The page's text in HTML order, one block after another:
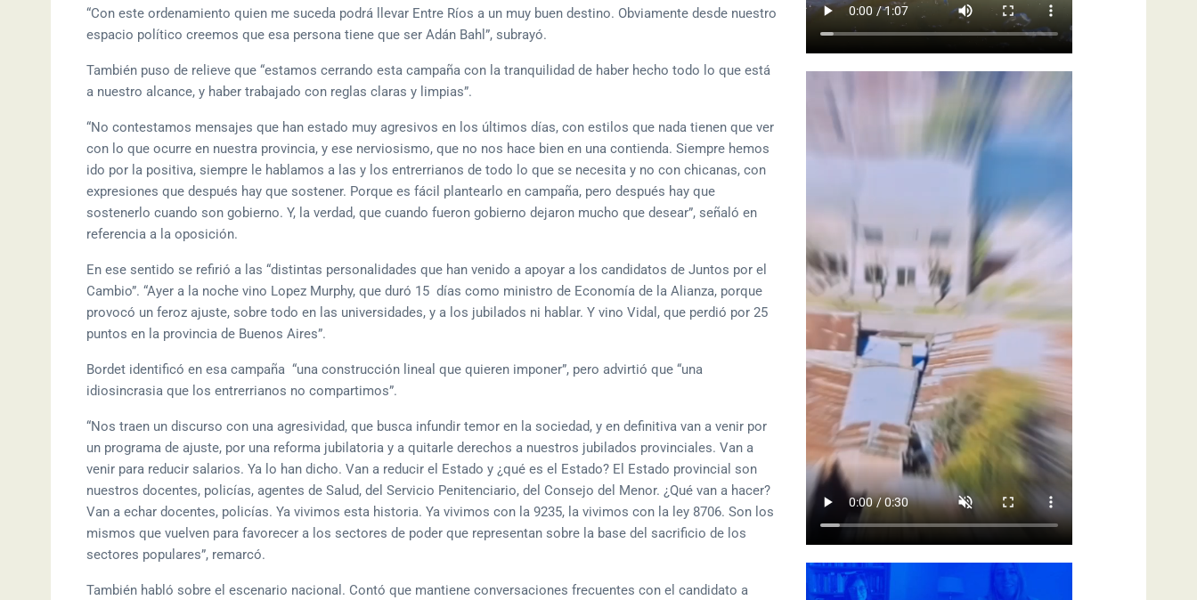
“Con este ordenamiento quien me suceda podrá llevar Entre Ríos a un muy buen destino. Obviamente desde nuestro
espacio político creemos que esa persona tiene que ser Adán Bahl”, subrayó.
También puso de relieve que “estamos cerrando esta campaña con la tranquilidad de haber hecho todo lo que está
a nuestro alcance, y haber trabajado con reglas claras y limpias”.
“No contestamos mensajes que han estado muy agresivos en los últimos días, con estilos que nada tienen que ver
con lo que ocurre en nuestra provincia, y ese nerviosismo, que no nos hace bien en una contienda. Siempre hemos
ido por la positiva, siempre le hablamos a las y los entrerrianos de todo lo que se necesita y no con chicanas, con
expresiones que después hay que sostener. Porque es fácil plantearlo en campaña, pero después hay que
sostenerlo cuando son gobierno. Y, la verdad, que cuando fueron gobierno dejaron mucho que desear”, señaló en
referencia a la oposición.
En ese sentido se refirió a las “distintas personalidades que han venido a apoyar a los candidatos de Juntos por el
Cambio”. “Ayer a la noche vino Lopez Murphy, que duró 15 días como ministro de Economía de la Alianza, porque
provocó un feroz ajuste, sobre todo en las universidades, y a los jubilados ni hablar. Y vino Vidal, que perdió por 25
puntos en la provincia de Buenos Aires”.
Bordet identificó en esa campaña “una construcción lineal que quieren imponer”, pero advirtió que “una
idiosincrasia que los entrerrianos no compartimos”.
“Nos traen un discurso con una agresividad, que busca infundir temor en la sociedad, y en definitiva van a venir por
un programa de ajuste, por una reforma jubilatoria y a quitarle derechos a nuestros jubilados provinciales. Van a
venir para reducir salarios. Ya lo han dicho. Van a reducir el Estado y ¿qué es el Estado? El Estado provincial son
nuestros docentes, policías, agentes de Salud, del Servicio Penitenciario, del Consejo del Menor. ¿Qué van a hacer?
Van a echar docentes, policías. Ya vivimos esta historia. Ya vivimos con la 9235, la vivimos con la ley 8706. Son los
mismos que vuelven para favorecer a los sectores de poder que representan sobre la base del sacrificio de los
sectores populares”, remarcó.
También habló sobre el escenario nacional. Contó que mantiene conversaciones frecuentes con el candidato a